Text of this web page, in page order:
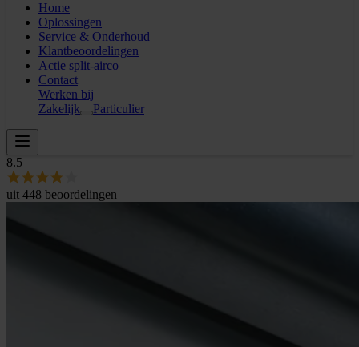
Home
Oplossingen
Service & Onderhoud
Klantbeoordelingen
Actie split-airco
Contact
Werken bij
Zakelijk
Particulier
8.5
uit 448 beoordelingen